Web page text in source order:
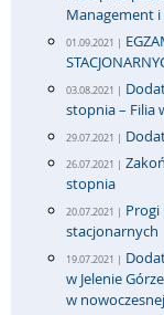
Management i
01.09.2021 |
03.08.2021 |
stopnia – Filia
29.07.2021 |
26.07.2021 |
stopnia
20.07.2021 |
stacjonarnych
19.07.2021 |
w Jelenie
w